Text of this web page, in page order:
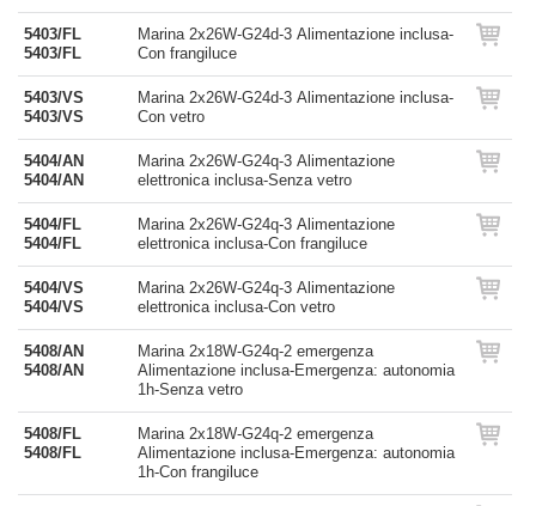
5403/FL
5403/FL
Marina 2x26W-G24d-3 Alimentazione inclusa-
Con frangiluce
5403/VS
5403/VS
Marina 2x26W-G24d-3 Alimentazione inclusa-
Con vetro
5404/AN
5404/AN
Marina 2x26W-G24q-3 Alimentazione
elettronica inclusa-Senza vetro
5404/FL
5404/FL
Marina 2x26W-G24q-3 Alimentazione
elettronica inclusa-Con frangiluce
5404/VS
5404/VS
Marina 2x26W-G24q-3 Alimentazione
elettronica inclusa-Con vetro
5408/AN
5408/AN
Marina 2x18W-G24q-2 emergenza
Alimentazione inclusa-Emergenza: autonomia
1h-Senza vetro
5408/FL
5408/FL
Marina 2x18W-G24q-2 emergenza
Alimentazione inclusa-Emergenza: autonomia
1h-Con frangiluce